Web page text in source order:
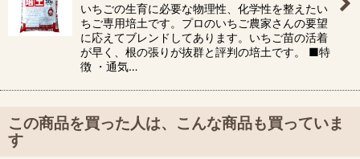
いちごの生育に必要な物理性、化学性を整えたい
ちご専用培土です。プロのいちご農家さんの要望
に応えてブレンドしてあります。いちご苗の活着
が早く、根の張りが抜群と評判の培土です。 ■特
徴 ・通気…
この商品を買った人は、こんな商品も買っていま
す